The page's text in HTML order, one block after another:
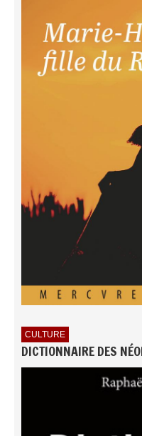
CULTURE
DICTIONNAIRE DES